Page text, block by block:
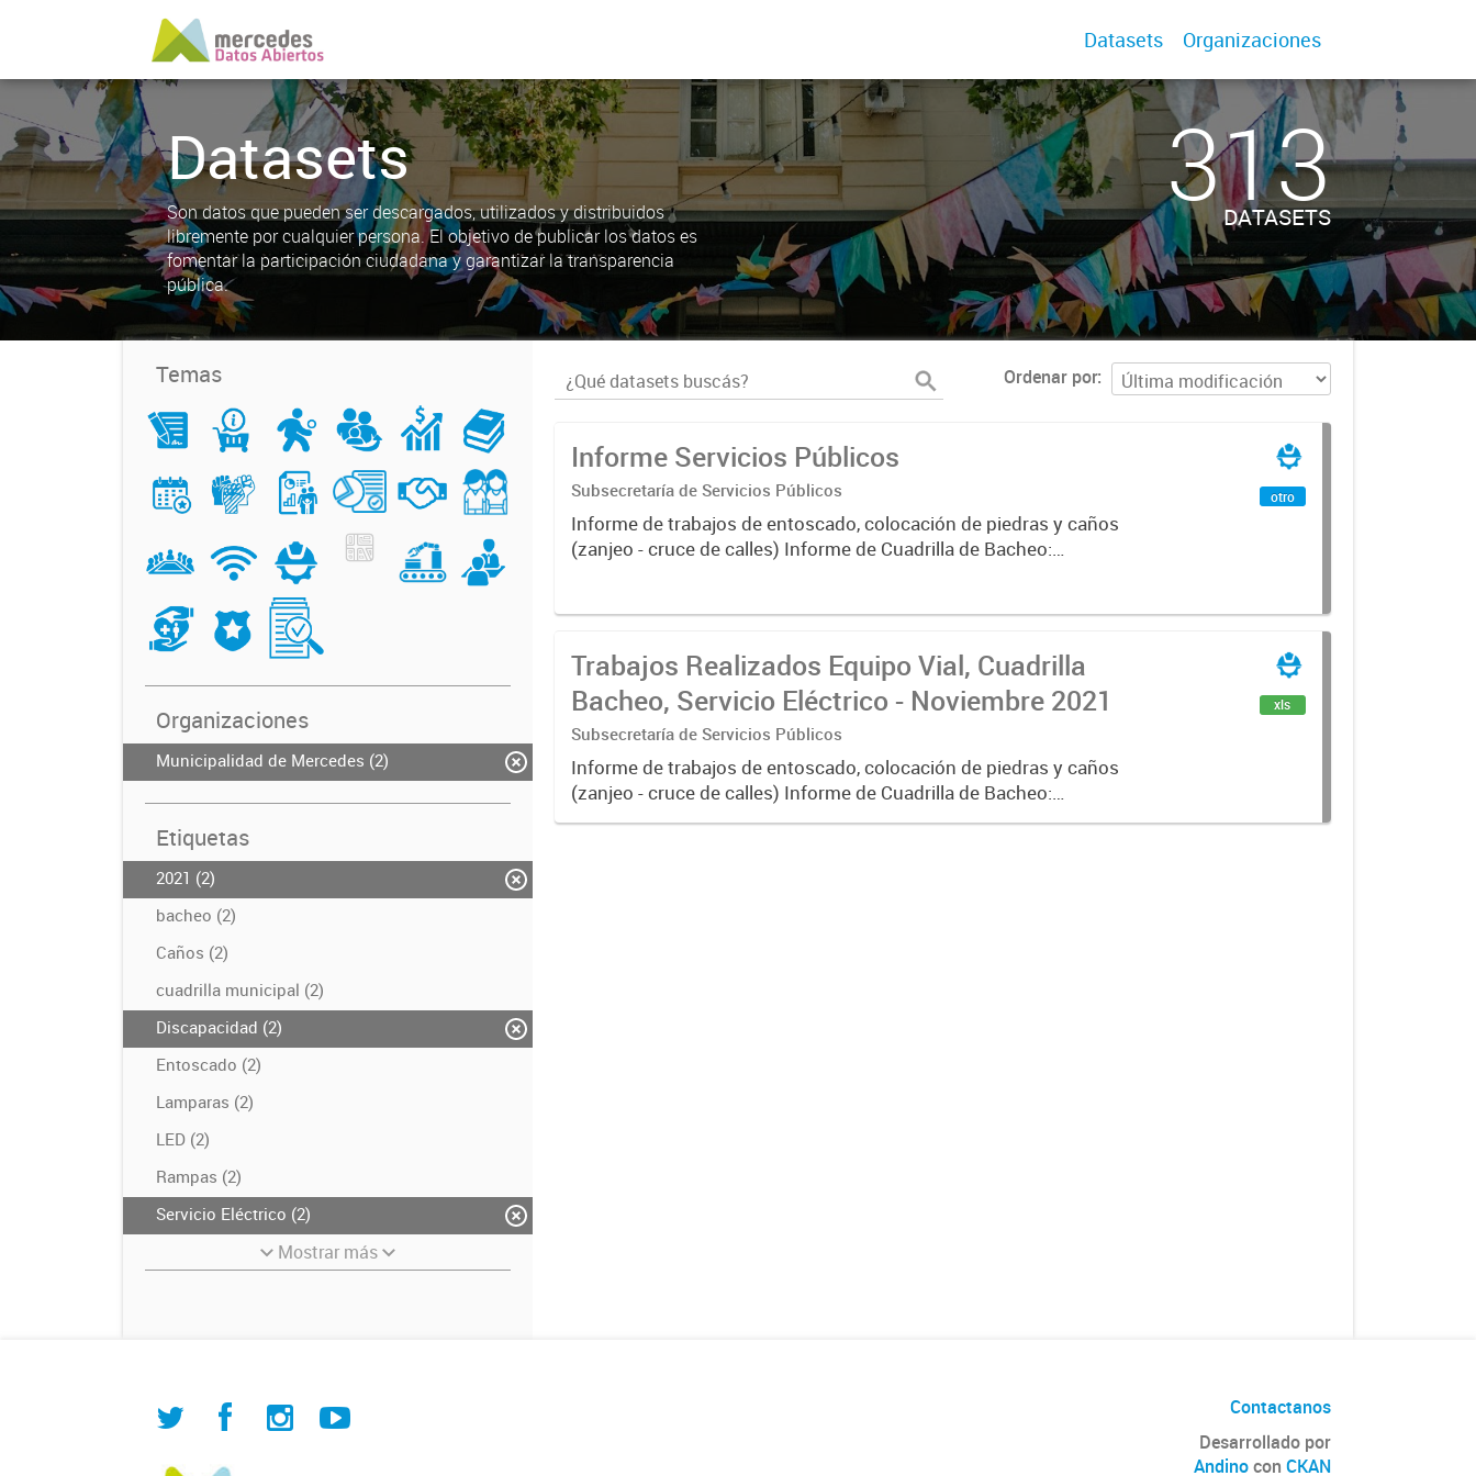
Datasets Organizaciones
Datasets
Son datos que pueden ser descargados, utilizados y distribuidos
libremente por cualquier persona. El objetivo de publicar los datos es
fomentar la participación ciudadana y garantizar la transparencia
pública.
313
DATASETS
Temas
Organizaciones
Municipalidad de Mercedes (2)
Etiquetas
2021 (2)
bacheo (2)
Caños (2)
cuadrilla municipal (2)
Discapacidad (2)
Entoscado (2)
Lamparas (2)
LED (2)
Rampas (2)
Servicio Eléctrico (2)
Mostrar más
Ordenar por
Informe Servicios Públicos
Subsecretaría de Servicios Públicos
Informe de trabajos de entoscado, colocación de piedras y caños
(zanjeo - cruce de calles) Informe de Cuadrilla de Bacheo:
otro
Trabajos Realizados Equipo Vial, Cuadrilla
Bacheo, Servicio Eléctrico - Noviembre 2021
Subsecretaría de Servicios Públicos
Informe de trabajos de entoscado, colocación de piedras y caños
(zanjeo - cruce de calles) Informe de Cuadrilla de Bacheo:
albañilería y construcción, colocación de tapa registro,
xls
Contactanos
Desarrollado por
Andinocon CKAN